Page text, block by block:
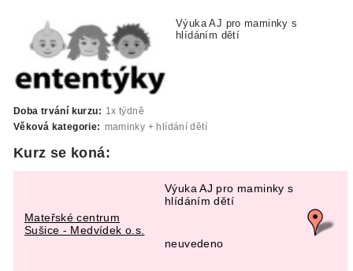
Výuka AJ pro maminky s
hlídáním dětí
Doba trvání kurzu: 1x týdně
Věková kategorie: maminky + hlídání dětí
Kurz se koná:
Mateřské centrum
Sušice - Medvídek o.s.
Výuka AJ pro maminky s
hlídáním dětí
neuvedeno